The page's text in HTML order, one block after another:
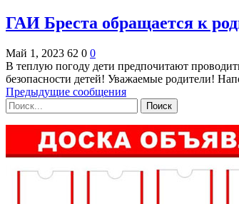
ГАИ Бреста обращается к
Май 1, 2023 62 0 0
В теплую погоду дети предпочитают
безопасности детей! Уважаемые родители!
Предыдущие сообщения